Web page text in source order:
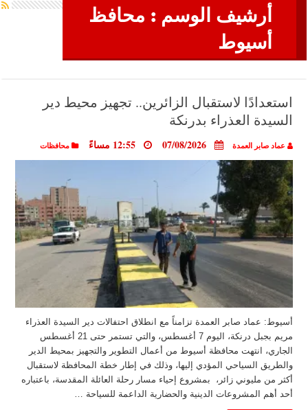
أرشيف الوسم : محافظ
أسيوط
استعدادًا لاستقبال الزائرين.. تجهيز محيط دير
السيدة العذراء بدرنكة
عماد صابر العمدة 07/08/2026 12:55 مساءً محافظات
أسيوط: عماد صابر العمدة تزامناً مع انطلاق احتفالات دير السيدة العذراء
مريم بجبل درنكة، اليوم 7 أغسطس، والتي تستمر حتى 21 أغسطس
الجاري، انتهت محافظة أسيوط من أعمال التطوير والتجهيز بمحيط الدير
والطريق السياحي المؤدي إليها، وذلك في إطار خطة المحافظة لاستقبال
أكثر من مليوني زائر، بمشروع إحياء مسار رحلة العائلة المقدسة، باعتباره
أحد أهم المشروعات الدينية والحضارية الداعمة للسياحة …